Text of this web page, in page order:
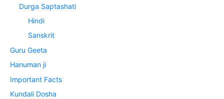
Durga Saptashati
Hindi
Sanskrit
Guru Geeta
Hanuman ji
Important Facts
Kundali Dosha